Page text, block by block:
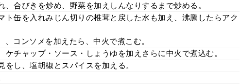
合びきを炒め、野菜を加えしんなりするまで炒める。
ト缶を入れみじん切りの椎茸と戻した水も加え、沸騰したらアク
コンソメを加えたら、中火で煮こむ。
チャップ・ソース・しょうゆを加えさらに中火で煮込む。
し、塩胡椒とスパイスを加える。